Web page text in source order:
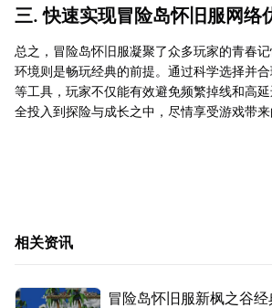
三. 快速实现冒险岛怀旧服网络
总之，冒险岛怀旧服凝聚了众多玩家的青春
环境则是畅玩经典的前提。通过科学选择并
等工具，玩家不仅能有效避免频繁掉线和高
全投入到探险与成长之中，尽情享受游戏带来
相关资讯
冒险岛怀旧服新枫之谷